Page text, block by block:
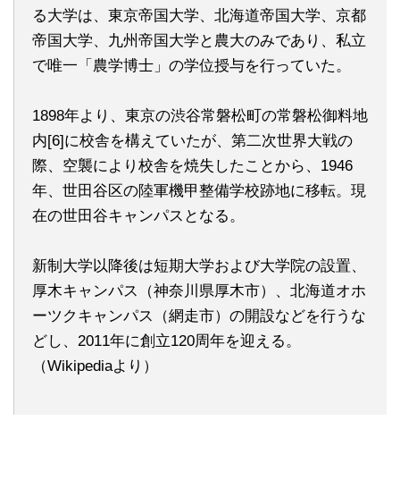
る大学は、東京帝国大学、北海道帝国大学、京都
帝国大学、九州帝国大学と農大のみであり、私立
で唯一「農学博士」の学位授与を行っていた。
1898年より、東京の渋谷常磐松町の常磐松御料地
内[6]に校舎を構えていたが、第二次世界大戦の
際、空襲により校舎を焼失したことから、1946
年、世田谷区の陸軍機甲整備学校跡地に移転。現
在の世田谷キャンパスとなる。
新制大学以降後は短期大学および大学院の設置、
厚木キャンパス（神奈川県厚木市）、北海道オホ
ーツクキャンパス（網走市）の開設などを行うな
どし、2011年に創立120周年を迎える。
（Wikipediaより）